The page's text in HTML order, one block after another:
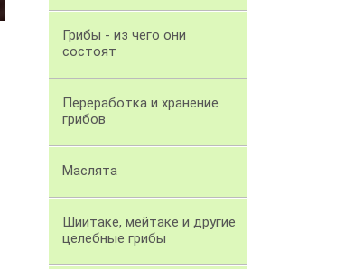
Грибы - из чего они
состоят
Переработка и хранение
грибов
Маслята
Шиитаке, мейтаке и другие
целебные грибы